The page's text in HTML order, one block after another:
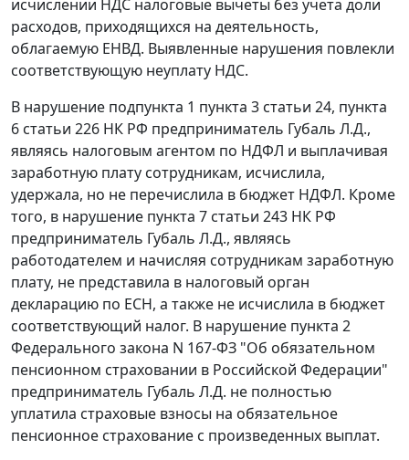
исчислении НДС налоговые вычеты без учета доли
расходов, приходящихся на деятельность,
облагаемую ЕНВД. Выявленные нарушения повлекли
соответствующую неуплату НДС.
В нарушение подпункта 1 пункта 3 статьи 24, пункта
6 статьи 226 НК РФ предприниматель Губаль Л.Д.,
являясь налоговым агентом по НДФЛ и выплачивая
заработную плату сотрудникам, исчислила,
удержала, но не перечислила в бюджет НДФЛ. Кроме
того, в нарушение пункта 7 статьи 243 НК РФ
предприниматель Губаль Л.Д., являясь
работодателем и начисляя сотрудникам заработную
плату, не представила в налоговый орган
декларацию по ЕСН, а также не исчислила в бюджет
соответствующий налог. В нарушение пункта 2
Федерального закона N 167-ФЗ "Об обязательном
пенсионном страховании в Российской Федерации"
предприниматель Губаль Л.Д. не полностью
уплатила страховые взносы на обязательное
пенсионное страхование с произведенных выплат.